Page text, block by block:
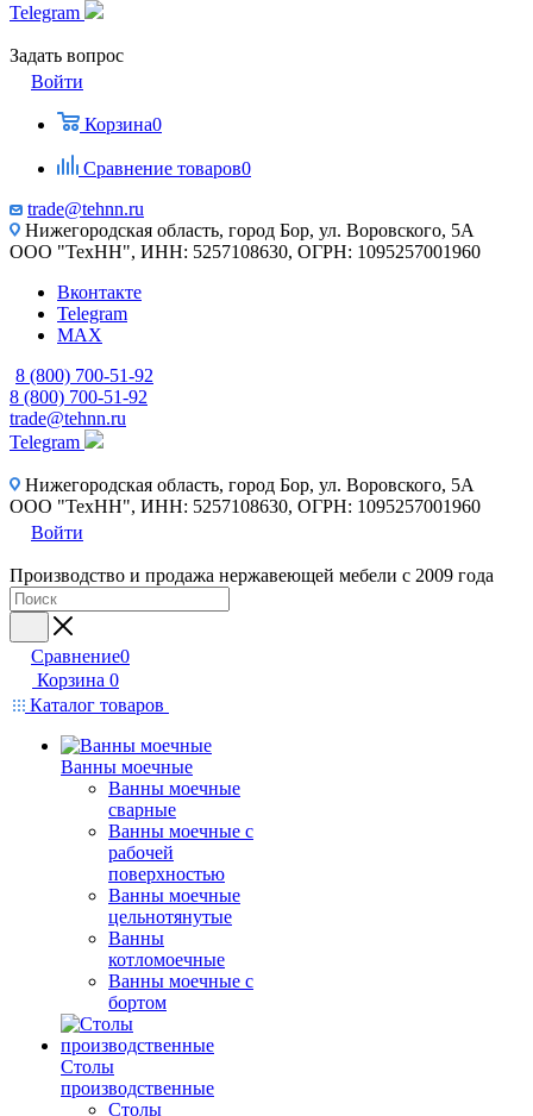
Telegram
Задать вопрос
Войти
Корзина0
Сравнение товаров0
trade@tehnn.ru
Нижегородская область, город Бор, ул. Воровского, 5А
ООО "ТехНН", ИНН: 5257108630, ОГРН: 1095257001960
Вконтакте
Telegram
MAX
8 (800) 700-51-92
8 (800) 700-51-92
trade@tehnn.ru
Telegram
Нижегородская область, город Бор, ул. Воровского, 5А
ООО "ТехНН", ИНН: 5257108630, ОГРН: 1095257001960
Войти
Производство и продажа нержавеющей мебели с 2009 года
Сравнение0
Корзина 0
Каталог товаров
Ванны моечные
Ванны моечные
сварные
Ванны моечные с
рабочей
поверхностью
Ванны моечные
цельнотянутые
Ванны
котломоечные
Ванны моечные с
бортом
Столы
производственные
Столы